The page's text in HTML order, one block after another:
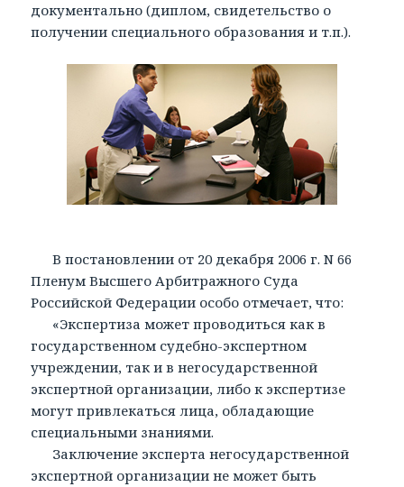
документально (диплом, свидетельство о
получении специального образования и т.п.).
В постановлении от 20 декабря 2006 г. N 66
Пленум Высшего Арбитражного Суда
Российской Федерации особо отмечает, что:
«Экспертиза может проводиться как в
государственном судебно-экспертном
учреждении, так и в негосударственной
экспертной организации, либо к экспертизе
могут привлекаться лица, обладающие
специальными знаниями.
Заключение эксперта негосударственной
экспертной организации не может быть